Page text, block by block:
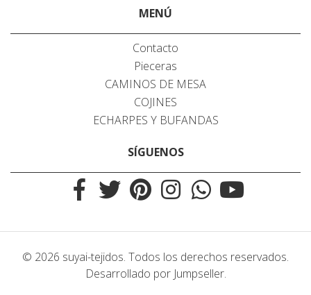
MENÚ
Contacto
Pieceras
CAMINOS DE MESA
COJINES
ECHARPES Y BUFANDAS
SÍGUENOS
© 2026 suyai-tejidos. Todos los derechos reservados.
Desarrollado por Jumpseller.